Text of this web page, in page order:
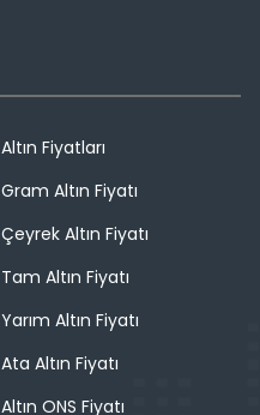
Altın Fiyatları
Gram Altın Fiyatı
Çeyrek Altın Fiyatı
Tam Altın Fiyatı
Yarım Altın Fiyatı
Ata Altın Fiyatı
Altın ONS Fiyatı